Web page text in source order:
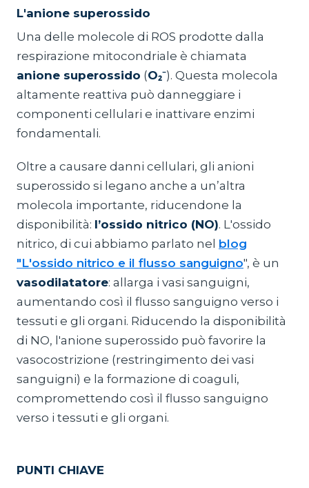
L'anione superossido
Una delle molecole di ROS prodotte dalla
respirazione mitocondriale è chiamata
anione superossido (O₂⁻). Questa molecola
altamente reattiva può danneggiare i
componenti cellulari e inattivare enzimi
fondamentali.
Oltre a causare danni cellulari, gli anioni
superossido si legano anche a un’altra
molecola importante, riducendone la
disponibilità: l’ossido nitrico (NO). L'ossido
nitrico, di cui abbiamo parlato nel blog
"L'ossido nitrico e il flusso sanguigno", è un
vasodilatatore: allarga i vasi sanguigni,
aumentando così il flusso sanguigno verso i
tessuti e gli organi. Riducendo la disponibilità
di NO, l'anione superossido può favorire la
vasocostrizione (restringimento dei vasi
sanguigni) e la formazione di coaguli,
compromettendo così il flusso sanguigno
verso i tessuti e gli organi.
PUNTI CHIAVE